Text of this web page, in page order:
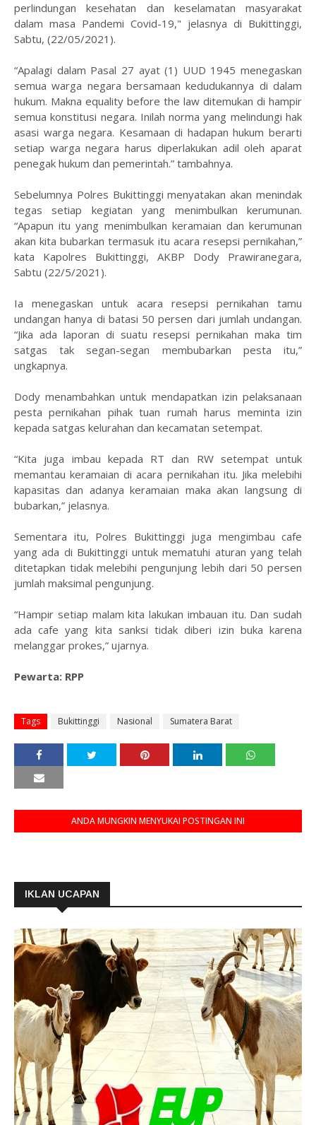
perlindungan kesehatan dan keselamatan masyarakat
dalam masa Pandemi Covid-19," jelasnya di Bukittinggi,
Sabtu, (22/05/2021).
“Apalagi dalam Pasal 27 ayat (1) UUD 1945 menegaskan
semua warga negara bersamaan kedudukannya di dalam
hukum. Makna equality before the law ditemukan di hampir
semua konstitusi negara. Inilah norma yang melindungi hak
asasi warga negara. Kesamaan di hadapan hukum berarti
setiap warga negara harus diperlakukan adil oleh aparat
penegak hukum dan pemerintah.” tambahnya.
Sebelumnya Polres Bukittinggi menyatakan akan menindak
tegas setiap kegiatan yang menimbulkan kerumunan.
“Apapun itu yang menimbulkan keramaian dan kerumunan
akan kita bubarkan termasuk itu acara resepsi pernikahan,”
kata Kapolres Bukittinggi, AKBP Dody Prawiranegara,
Sabtu (22/5/2021).
Ia menegaskan untuk acara resepsi pernikahan tamu
undangan hanya di batasi 50 persen dari jumlah undangan.
“Jika ada laporan di suatu resepsi pernikahan maka tim
satgas tak segan-segan membubarkan pesta itu,”
ungkapnya.
Dody menambahkan untuk mendapatkan izin pelaksanaan
pesta pernikahan pihak tuan rumah harus meminta izin
kepada satgas kelurahan dan kecamatan setempat.
“Kita juga imbau kepada RT dan RW setempat untuk
memantau keramaian di acara pernikahan itu. Jika melebihi
kapasitas dan adanya keramaian maka akan langsung di
bubarkan,” jelasnya.
Sementara itu, Polres Bukittinggi juga mengimbau cafe
yang ada di Bukittinggi untuk mematuhi aturan yang telah
ditetapkan tidak melebihi pengunjung lebih dari 50 persen
jumlah maksimal pengunjung.
“Hampir setiap malam kita lakukan imbauan itu. Dan sudah
ada cafe yang kita sanksi tidak diberi izin buka karena
melanggar prokes,” ujarnya.
Pewarta: RPP
Tags Bukittinggi Nasional Sumatera Barat
ANDA MUNGKIN MENYUKAI POSTINGAN INI
IKLAN UCAPAN